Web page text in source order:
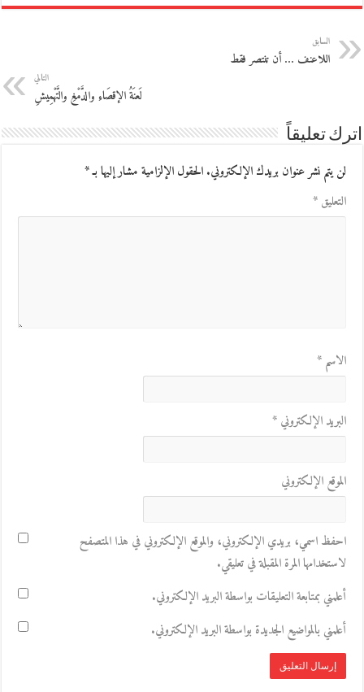
السابق
اللاعنف … أن تنتصر فقط
التالي
لَعنَةُ الإقصَاءِ والدَّمْغِ والتَّهْمِيشِ
اترك تعليقاً
لن يتم نشر عنوان بريدك الإلكتروني.الحقول الإلزامية مشار إليها بـ*
التعليق*
الاسم*
البريد الإلكتروني*
الموقع الإلكتروني
احفظ اسمي، بريدي الإلكتروني، والموقع الإلكتروني في هذا المتصفح
لاستخدامها المرة المقبلة في تعليقي.
أعلمني بمتابعة التعليقات بواسطة البريد الإلكتروني.
أعلمني بالمواضيع الجديدة بواسطة البريد الإلكتروني.